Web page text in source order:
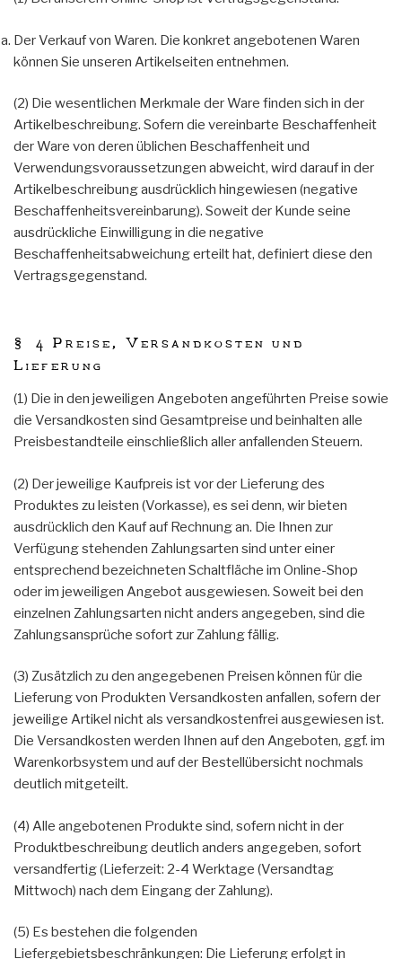
Der Verkauf von Waren. Die konkret angebotenen Waren
können Sie unseren Artikelseiten entnehmen.
(2) Die wesentlichen Merkmale der Ware finden sich in der
Artikelbeschreibung. Sofern die vereinbarte Beschaffenheit
der Ware von deren üblichen Beschaffenheit und
Verwendungsvoraussetzungen abweicht, wird darauf in der
Artikelbeschreibung ausdrücklich hingewiesen (negative
Beschaffenheitsvereinbarung). Soweit der Kunde seine
ausdrückliche Einwilligung in die negative
Beschaffenheitsabweichung erteilt hat, definiert diese den
Vertragsgegenstand.
§ 4 Preise, Versandkosten und
Lieferung
(1) Die in den jeweiligen Angeboten angeführten Preise sowie
die Versandkosten sind Gesamtpreise und beinhalten alle
Preisbestandteile einschließlich aller anfallenden Steuern.
(2) Der jeweilige Kaufpreis ist vor der Lieferung des
Produktes zu leisten (Vorkasse), es sei denn, wir bieten
ausdrücklich den Kauf auf Rechnung an. Die Ihnen zur
Verfügung stehenden Zahlungsarten sind unter einer
entsprechend bezeichneten Schaltfläche im Online-Shop
oder im jeweiligen Angebot ausgewiesen. Soweit bei den
einzelnen Zahlungsarten nicht anders angegeben, sind die
Zahlungsansprüche sofort zur Zahlung fällig.
(3) Zusätzlich zu den angegebenen Preisen können für die
Lieferung von Produkten Versandkosten anfallen, sofern der
jeweilige Artikel nicht als versandkostenfrei ausgewiesen ist.
Die Versandkosten werden Ihnen auf den Angeboten, ggf. im
Warenkorbsystem und auf der Bestellübersicht nochmals
deutlich mitgeteilt.
(4) Alle angebotenen Produkte sind, sofern nicht in der
Produktbeschreibung deutlich anders angegeben, sofort
versandfertig (Lieferzeit: 2-4 Werktage (Versandtag
Mittwoch) nach dem Eingang der Zahlung).
(5) Es bestehen die folgenden
Liefergebietsbeschränkungen: Die Lieferung erfolgt in